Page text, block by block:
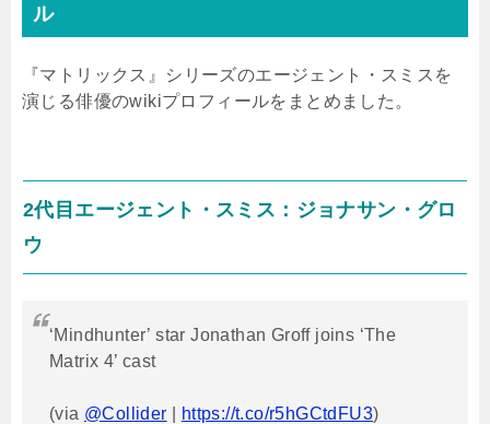
ル
『マトリックス』シリーズのエージェント・スミスを
演じる俳優のwikiプロフィールをまとめました。
2代目エージェント・スミス：ジョナサン・グロ
ウ
‘Mindhunter’ star Jonathan Groff joins ‘The
Matrix 4’ cast
(via @Collider https://t.co/r5hGCtdFU3)